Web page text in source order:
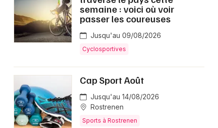
Spectacles
Concerts
Sports
Soirées
Sorties famille
Montpellier
Nantes
Nice
Strasbourg
Toulouse
Toutes les villes
semaine : voici où voir
passer les coureuses
Jusqu'au 09/08/2026
Cyclosportives
Cap Sport Août
Jusqu'au 14/08/2026
Rostrenen
Sports à Rostrenen